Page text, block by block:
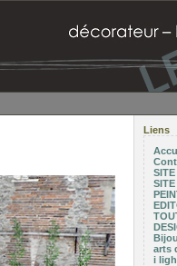
Liens
arts
i